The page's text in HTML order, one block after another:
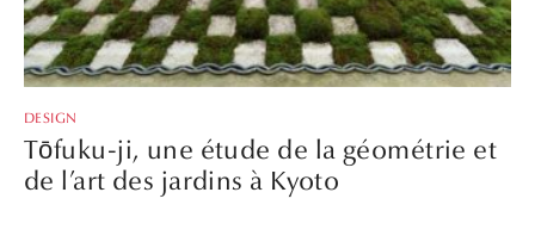
DESIGN
Tōfuku-ji, une étude de la géométrie et
de l’art des jardins à Kyoto